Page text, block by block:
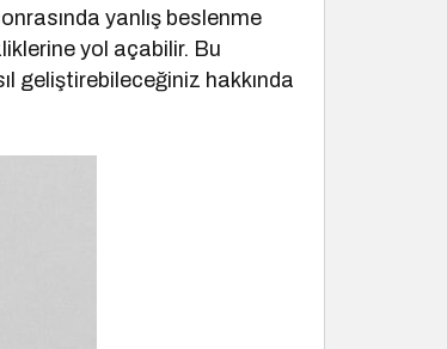
yanlış beslenme
yol açabilir. Bu
geliştirebileceğiniz hakkında